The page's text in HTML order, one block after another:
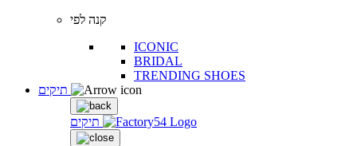
קנה לפי
ICONIC
BRIDAL
TRENDING SHOES
תיקים